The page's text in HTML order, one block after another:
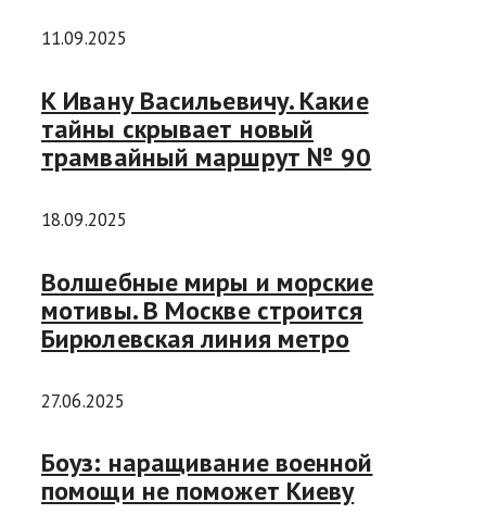
11.09.2025
К Ивану Васильевичу. Какие
тайны скрывает новый
трамвайный маршрут № 90
18.09.2025
Волшебные миры и морские
мотивы. В Москве строится
Бирюлевская линия метро
27.06.2025
Боуз: наращивание военной
помощи не поможет Киеву